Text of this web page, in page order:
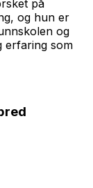
på
og hun er
og
erfaring som